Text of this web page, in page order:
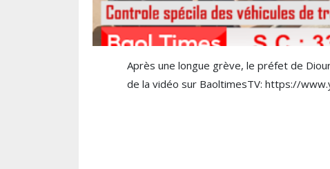
Après une longue grève, le préfet de
de la vidéo sur BaoltimesTV: https://